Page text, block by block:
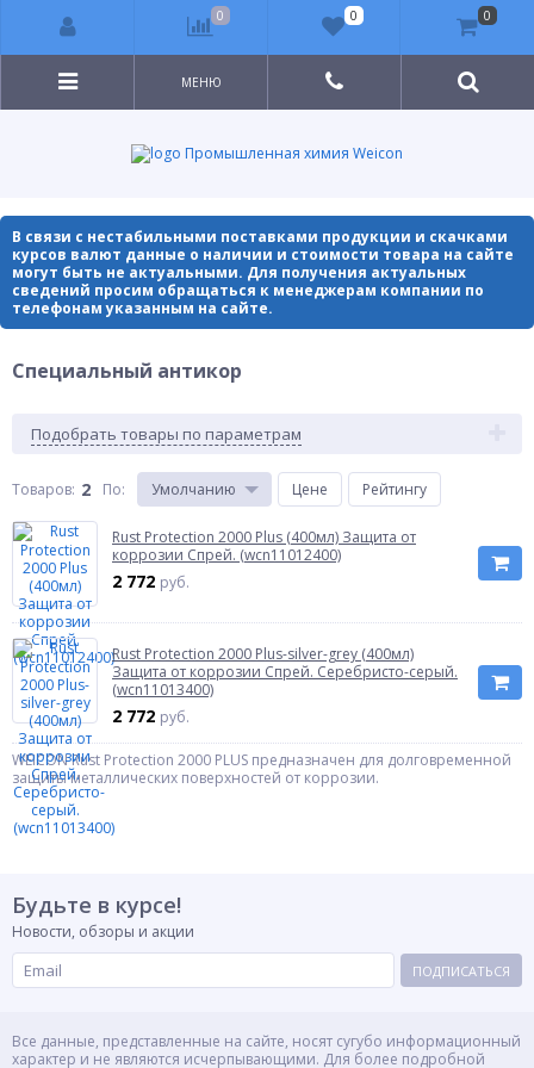
Промышленная химия Weicon
МЕНЮ
В связи с нестабильными поставками продукции и скачками
курсов валют данные о наличии и стоимости товара на сайте
могут быть не актуальными. Для получения актуальных
сведений просим обращаться к менеджерам компании по
телефонам указанным на сайте.
Специальный антикор
Подобрать товары по параметрам
Товаров: 2 По: Умолчанию Цене Рейтингу
Rust Protection 2000 Plus (400мл) Защита от
коррозии Спрей. (wcn11012400)
2 772 руб.
Rust Protection 2000 Plus-silver-grey (400мл)
Защита от коррозии Спрей. Серебристо-серый.
(wcn11013400)
2 772 руб.
WEICON Rust Protection 2000 PLUS предназначен для долговременной
защиты металлических поверхностей от коррозии.
Будьте в курсе!
Новости, обзоры и акции
ПОДПИСАТЬСЯ
Все данные, представленные на сайте, носят сугубо информационный
характер и не являются исчерпывающими. Для более подробной
0 0 0